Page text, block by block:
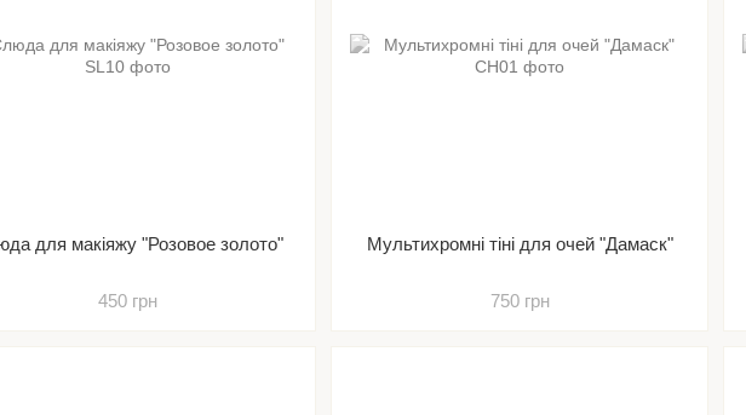
для макіяжу "Розовое золото"
450 грн
Мультихромні тіні для очей "Дамаск"
750 грн